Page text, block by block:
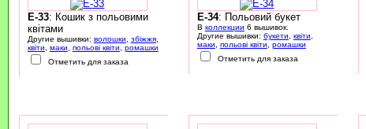
E-33: Кошик з польовими
квітами
Другие вышивки: волошки збіжжя,
квіти
маки польові квіти
ромашки
Отметить для заказа
E-34: Польовий букет
В коллекции 6 вышивок.
Другие вышивки: букети квіти
маки
польові квіти
ромашки
Отметить для заказа